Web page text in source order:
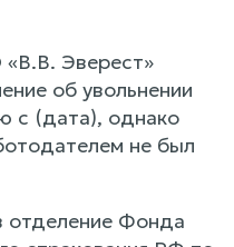
Эверест»
об увольнении
с (дата), однако
не был
отделение Фонда